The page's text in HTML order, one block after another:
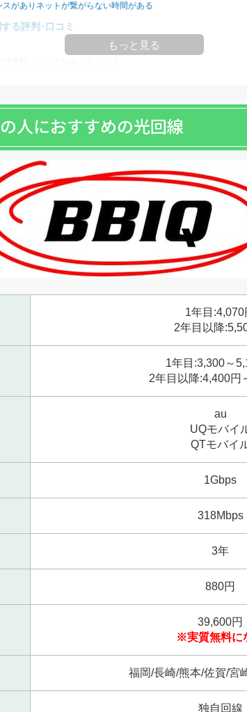
がありネットが繋がらない時間がある
る評判･口コミ
もっと見る
人におすすめの光回線
1年目:4,070
2年目以降
1年目:3,300～
2年目以降:4,400円
au
UQモバイ
QTモバイ
1Gbps
318Mbps
3年
880円
39,600円
※実質無料に
福岡/長崎/熊本/佐賀/宮
独自回線